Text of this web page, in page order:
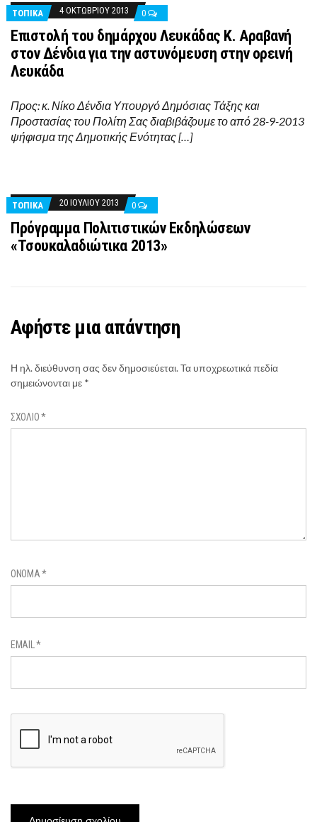
ΤΟΠΙΚΑ 4 ΟΚΤΩΒΡΊΟΥ 2013 0
Επιστολή του δημάρχου Λευκάδας Κ. Αραβανή
στον Δένδια για την αστυνόμευση στην ορεινή
Λευκάδα
Προς: κ. Νίκο Δένδια Υπουργό Δημόσιας Τάξης και
Προστασίας του Πολίτη Σας διαβιβάζουμε το από 28-9-2013
ψήφισμα της Δημοτικής Ενότητας […]
ΤΟΠΙΚΑ 20 ΙΟΥΛΊΟΥ 2013 0
Πρόγραμμα Πολιτιστικών Εκδηλώσεων
«Τσουκαλαδιώτικα 2013»
Αφήστε μια απάντηση
Η ηλ. διεύθυνση σας δεν δημοσιεύεται.Τα υποχρεωτικά πεδία
σημειώνονται με *
ΣΧΌΛΙΟ*
ΌΝΟΜΑ*
EMAIL*